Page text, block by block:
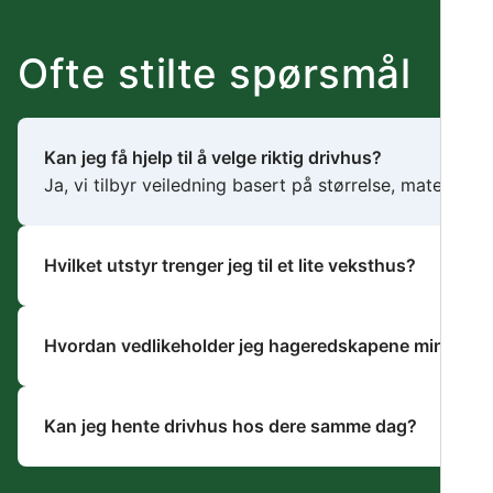
Ofte stilte spørsmål
Kan jeg få hjelp til å velge riktig drivhus?
Ja, vi tilbyr veiledning basert på størrelse, materiale
Hvilket utstyr trenger jeg til et lite veksthus?
Hvordan vedlikeholder jeg hageredskapene mine?
Kan jeg hente drivhus hos dere samme dag?